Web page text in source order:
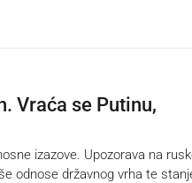
Vraća se Putinu,
izazove. Upozorava na
odnose državnog vrha te